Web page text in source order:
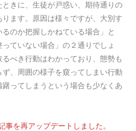
きに、生徒が戸惑い、期待通りの
ます。原因は様々ですが、大別す
のか把握しかねている場合」と
っていない場合」の２通りでしょ
べき行動はわかっており、態勢も
、周囲の様子を窺ってしまい行動
ってしまうという場合も少なくあ
事を再アップデートしました。